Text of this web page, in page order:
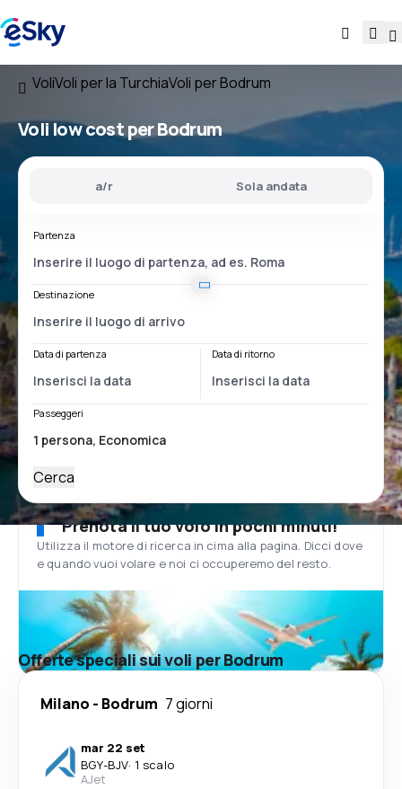
VoliVoli per la TurchiaVoli per Bodrum
Voli low cost per Bodrum
a/r Sola andata
Partenza
Destinazione
Data di partenza Data di ritorno
Passeggeri
Cerca
Prenota il tuo volo in pochi minuti!
Utilizza il motore di ricerca in cima alla pagina. Dicci dove
e quando vuoi volare e noi ci occuperemo del resto.
Offerte speciali sui voli per Bodrum
Milano - Bodrum 7 giorni
mar 22 set
BGY-BJV· 1 scalo
AJet